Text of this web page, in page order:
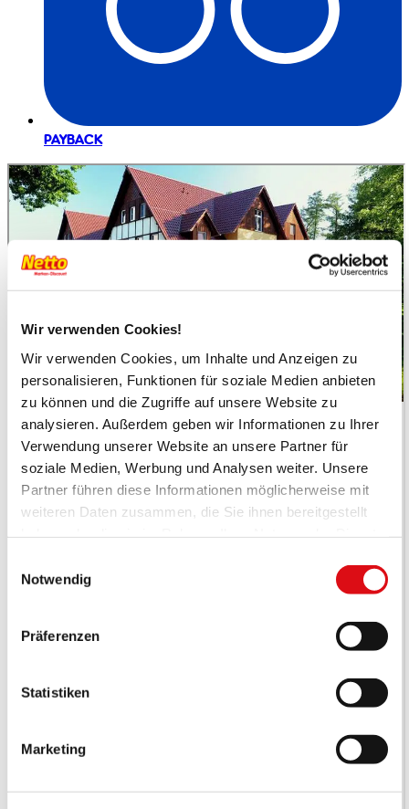
Wir verwenden Cookies!
Wir verwenden Cookies, um Inhalte und Anzeigen zu
personalisieren, Funktionen für soziale Medien anbieten
zu können und die Zugriffe auf unsere Website zu
analysieren. Außerdem geben wir Informationen zu Ihrer
Verwendung unserer Website an unsere Partner für
soziale Medien, Werbung und Analysen weiter. Unsere
Partner führen diese Informationen möglicherweise mit
weiteren Daten zusammen, die Sie ihnen bereitgestellt
Notwendig
Präferenzen
Statistiken
Marketing
PAYBACK